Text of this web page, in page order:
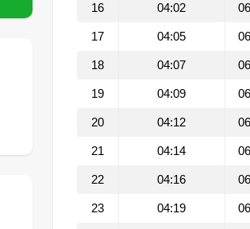
16 04:02
17 04:05
18 04:07
19 04:09
20 04:12
21 04:14
22 04:16
23 04:19